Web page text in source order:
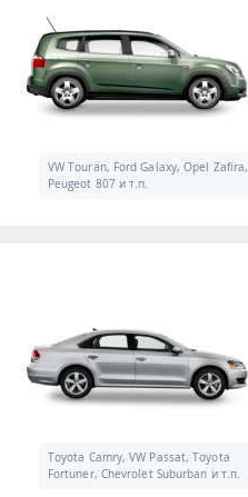
VW Touran, Ford Galaxy, Opel Zafira,
Peugeot 807 и т.п.
Toyota Camry, VW Passat, Toyota
Fortuner, Chevrolet Suburban и т.п.